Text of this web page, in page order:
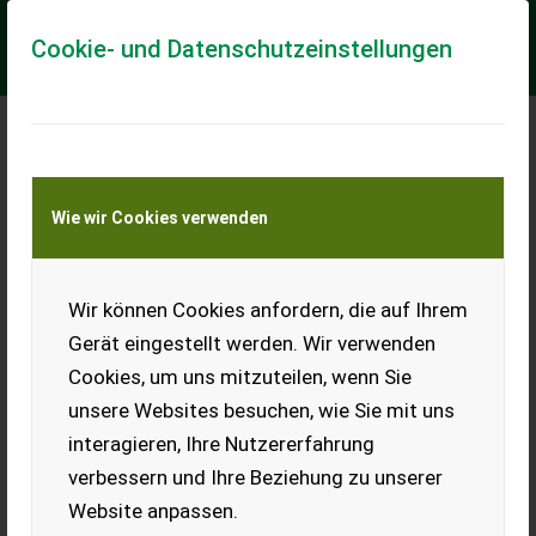
Cookie- und Datenschutzeinstellungen
Wie wir Cookies verwenden
Wir können Cookies anfordern, die auf Ihrem
Gerät eingestellt werden. Wir verwenden
Cookies, um uns mitzuteilen, wenn Sie
unsere Websites besuchen, wie Sie mit uns
interagieren, Ihre Nutzererfahrung
verbessern und Ihre Beziehung zu unserer
Website anpassen.
Meine Transportkostenanfrage
Transport von Land- und Baumaschinen –
KEINE Tiertransporte
Lindner GEO 75A
Radio, Arbeitsscheinwerfer, höhenverst.AHK hydr. Oberlenker
hinten Frontlader Hydrac Economy EC 1000 Euro-Aufnahme
Hydro Fix für FL-Schwinge 6.500 ...
EUR 37.500 inkl. 20 % MwSt.